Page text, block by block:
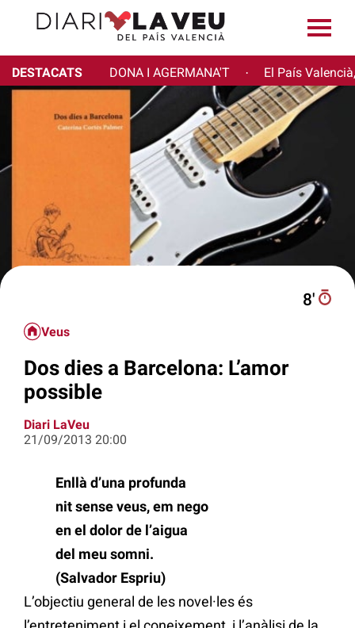
DESTACATS DONA I AGERMANA'T · El País
8′
Veus
Dos dies a Barcelona: L’amor
possible
Diari LaVeu
21/09/2013 20:00
Enllà d’una profunda
nit sense veus, em nego
en el dolor de l’aigua
del meu somni.
(Salvador Espriu)
L’objectiu general de les novel·les és